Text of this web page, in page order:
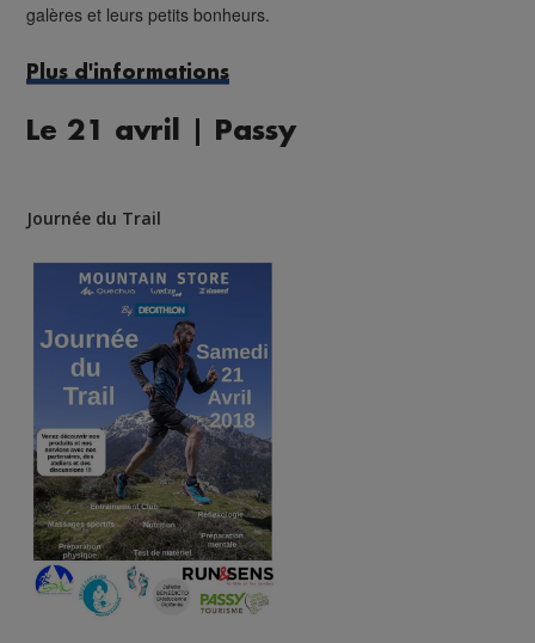
galères et leurs petits bonheurs.
Plus d'informations
Le 21 avril | Passy
Journée du Trail